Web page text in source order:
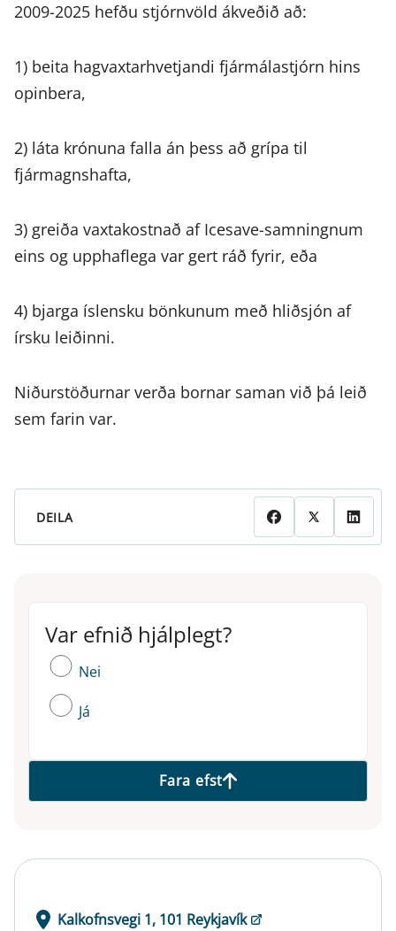
2009-2025 hefðu stjórnvöld ákveðið að:
1) beita hagvaxtarhvetjandi fjármálastjórn hins
opinbera,
2) láta krónuna falla án þess að grípa til
fjármagnshafta,
3) greiða vaxtakostnað af Icesave-samningnum
eins og upphaflega var gert ráð fyrir, eða
4) bjarga íslensku bönkunum með hliðsjón af
írsku leiðinni.
Niðurstöðurnar verða bornar saman við þá leið
sem farin var.
DEILA
Var efnið hjálplegt?
Var efnið hjálplegt?
Nei
Já
Fara efst
Kalkofnsvegi 1, 101 Reykjavík